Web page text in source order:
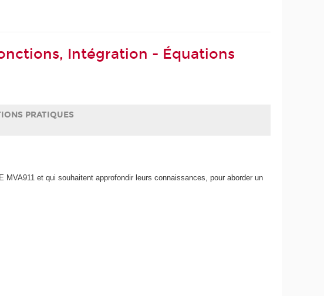
Intégration - Équations
PRATIQUES
et qui souhaitent approfondir leurs connaissances, pour aborder un